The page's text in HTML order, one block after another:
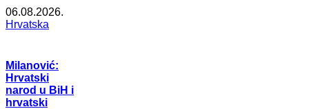
06.08.2026.
Hrvatska
Milanović:
Hrvatski
narod u BiH i
hrvatski